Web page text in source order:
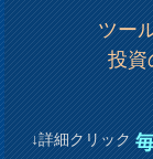
ツールとリ
投資の新
↓詳細クリック